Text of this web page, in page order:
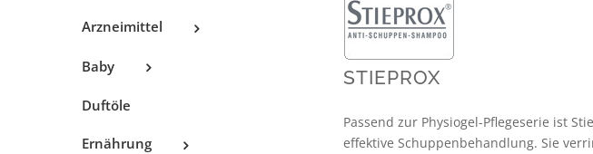
STIEPROX
Passend zur Physiogel-Pflegeserie ist
effektive Schuppenbehandlung. Sie
Arzneimittel
Baby
Duftöle
Ernährung